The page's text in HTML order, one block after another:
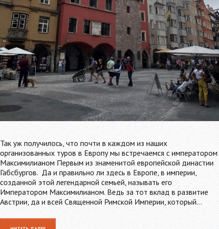
Так уж получилось, что почти в каждом из наших
организованных туров в Европу мы встречаемся с императором
Максимилианом Первым из знаменитой европейской династии
Габсбургов. Да и правильно ли здесь в Европе, в империи,
созданной этой легендарной семьей, называть его
Императором Максимилианом. Ведь за тот вклад в развитие
Австрии, да и всей Священной Римской Империи, который…